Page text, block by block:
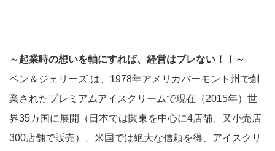
～起業時の想いを軸にすれば、経営はブレない！！～
ベン＆ジェリーズ は、1978年アメリカバーモント州で創
業されたプレミアムアイスクリームで現在（2015年）世
界35カ国に展開（日本では関東を中心に4店舗、又小売店
300店舗で販売）、米国では絶大な信頼を得、アイスクリ